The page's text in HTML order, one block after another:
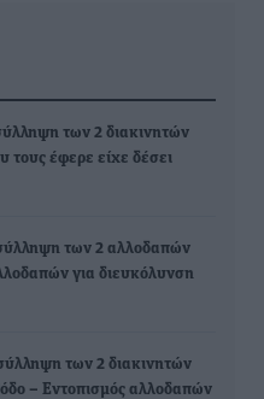
των 2 διακινητών
τους έφερε είχε δέσει
των 2 αλλοδαπών
για διευκόλυνση
των 2 διακινητών
– Εντοπισμός αλλοδαπών